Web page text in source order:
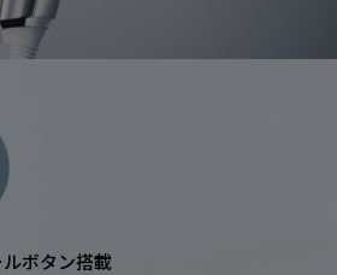
ボタン搭載
品が正常に機
汚れ、液晶の画面